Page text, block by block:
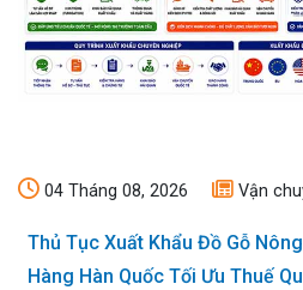
04 Tháng 08, 2026 Vận
Thủ Tục Xuất Khẩu Đồ Gỗ
Hàng Hàn Quốc Tối Ưu Thuế